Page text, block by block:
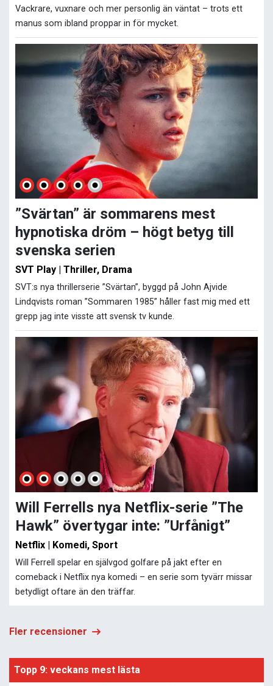
Vackrare, vuxnare och mer personlig än väntat – trots ett
manus som ibland proppar in för mycket.
”Svärtan” är sommarens mest
hypnotiska dröm – högt betyg till
svenska serien
SVT Play | Thriller, Drama
SVT:s nya thrillerserie ”Svärtan”, byggd på John Ajvide
Lindqvists roman ”Sommaren 1985” håller fast mig med ett
grepp jag inte visste att svensk tv kunde.
Will Ferrells nya Netflix-serie ”The
Hawk” övertygar inte: ”Urfånigt”
Netflix | Komedi, Sport
Will Ferrell spelar en självgod golfare på jakt efter en
comeback i Netflix nya komedi – en serie som tyvärr missar
betydligt oftare än den träffar.
Fler recensioner
Topp 9: veckans mest lästa